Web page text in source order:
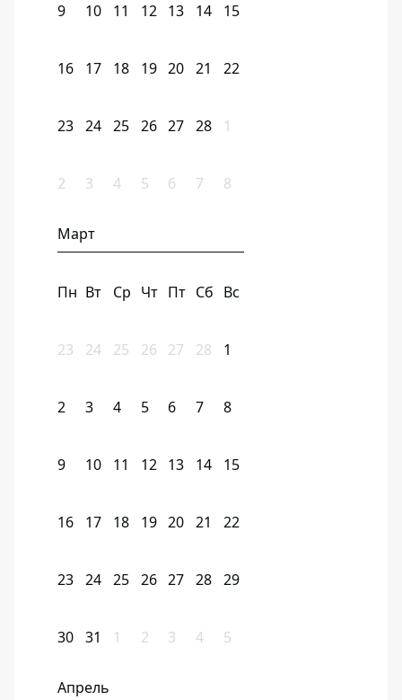
9 10 11 12 13 14 15
16 17 18 19 20 21 22
23 24 25 26 27 28 1
2 3 4 5 6 7 8
Март
Пн Вт Ср Чт Пт Сб Вс
23 24 25 26 27 28 1
2 3 4 5 6 7 8
9 10 11 12 13 14 15
16 17 18 19 20 21 22
23 24 25 26 27 28 29
30 31 1 2 3 4 5
Апрель